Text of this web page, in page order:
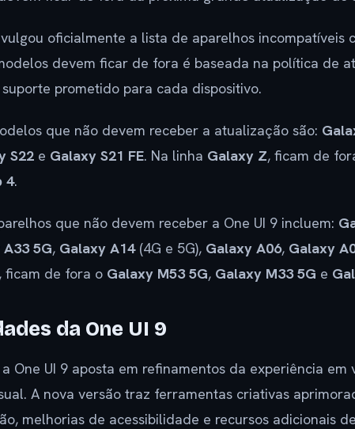
oficialmente a lista de aparelhos incompatíveis
devem ficar de fora é baseada na política de
prometido para cada dispositivo.
que não devem receber a atualização são:
S22 e Galaxy S21 FE. Na linha Galaxy Z, ficam de
4.
que não devem receber a One UI 9 incluem:
5G, Galaxy A14(4G e 5G), Galaxy A06, Galaxy
, ficam de fora o Galaxy M53 5G, Galaxy M33 5G e
da One UI 9
One UI 9 aposta em refinamentos da experiência em
A nova versão traz ferramentas criativas
melhorias de acessibilidade e recursos adicionais